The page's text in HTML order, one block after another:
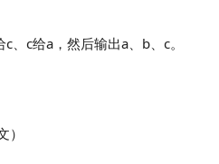
c给a，然后输出a、b、c。